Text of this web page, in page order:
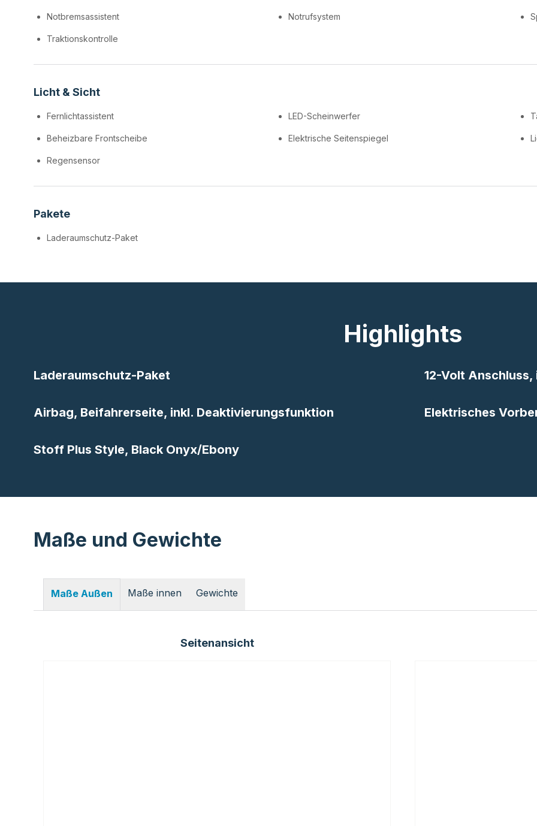
Notbremsassistent Notrufsystem
Traktionskontrolle
Licht & Sicht
Fernlichtassistent LED-Scheinwerfer
Beheizbare Frontscheibe Elektrische Seitenspiegel
Regensensor
Pakete
Laderaumschutz-Paket
Highlights
Laderaumschutz-Paket 12-Volt
Airbag, Beifahrerseite, inkl. Deaktivierungsfunktion Elektrisches
Stoff Plus Style, Black Onyx/Ebony
Maße und Gewichte
Maße Außen Maße innen Gewichte
Seitenansicht